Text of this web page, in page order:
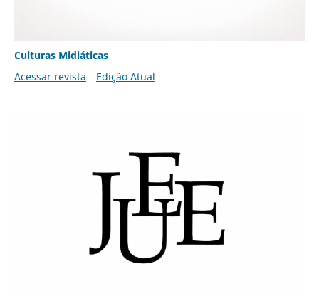
Culturas Midiáticas
Acessar revista
Edição Atual